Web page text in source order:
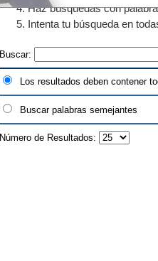
Haz búsquedas con
Intenta tu búsqueda en
Buscar:
Los resultados deben contener
Buscar palabras semejantes
Número de Resultados: